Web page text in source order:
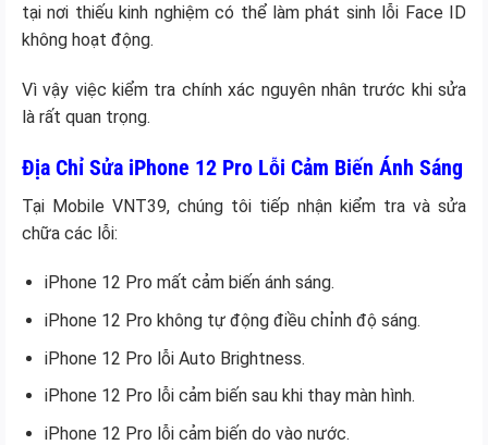
tại nơi thiếu kinh nghiệm có thể làm phát sinh lỗi Face ID
không hoạt động.
Vì vậy việc kiểm tra chính xác nguyên nhân trước khi sửa
là rất quan trọng.
Địa Chỉ Sửa iPhone 12 Pro Lỗi Cảm Biến Ánh Sáng
Tại Mobile VNT39, chúng tôi tiếp nhận kiểm tra và sửa
chữa các lỗi:
iPhone 12 Pro mất cảm biến ánh sáng.
iPhone 12 Pro không tự động điều chỉnh độ sáng.
iPhone 12 Pro lỗi Auto Brightness.
iPhone 12 Pro lỗi cảm biến sau khi thay màn hình.
iPhone 12 Pro lỗi cảm biến do vào nước.